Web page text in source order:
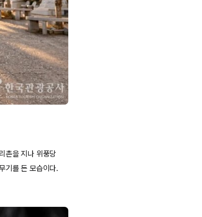
촌을 지나 위풍당
기를 든 모습이다.